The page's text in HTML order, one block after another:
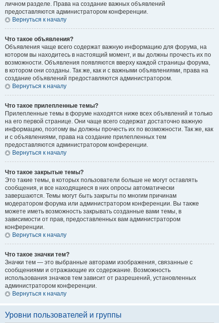
личном разделе. Права на создание важных объявлений
предоставляются администратором конференции.
Вернуться к началу
Что такое объявления?
Объявления чаще всего содержат важную информацию для форума, на
котором вы находитесь в настоящий момент, и вы должны прочесть их по
возможности. Объявления появляются вверху каждой страницы форума,
в котором они созданы. Так же, как и с важными объявлениями, права на
создание объявлений предоставляются администратором.
Вернуться к началу
Что такое прилепленные темы?
Прилепленные темы в форуме находятся ниже всех объявлений и только
на его первой странице. Они чаще всего содержат достаточно важную
информацию, поэтому вы должны прочесть их по возможности. Так же, как
и с объявлениями, права на создание прилепленных тем
предоставляются администратором конференции.
Вернуться к началу
Что такое закрытые темы?
Это такие темы, в которых пользователи больше не могут оставлять
сообщения, и все находящиеся в них опросы автоматически
завершаются. Темы могут быть закрыты по многим причинам
модератором форума или администратором конференции. Вы также
можете иметь возможность закрывать созданные вами темы, в
зависимости от прав, предоставленных вам администратором
конференции.
Вернуться к началу
Что такое значки тем?
Значки тем — это выбранные авторами изображения, связанные с
сообщениями и отражающие их содержание. Возможность
использования значков тем зависит от разрешений, установленных
администратором конференции.
Вернуться к началу
Уровни пользователей и группы